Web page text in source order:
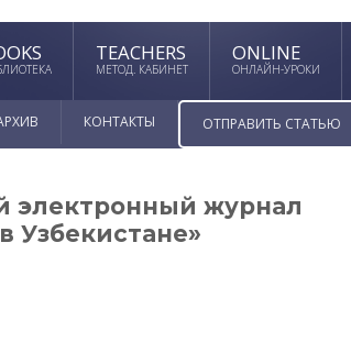
TEACHERS
МЕТОД. КАБИНЕТ
ONLINE
ОНЛАЙН-УРОКИ
КОНТАКТЫ ОТПРАВИТЬ СТАТЬЮ
электронный журнал
Узбекистане»